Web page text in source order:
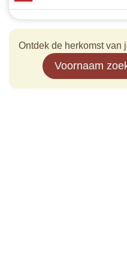
Ontdek de herkomst van
Voornaam